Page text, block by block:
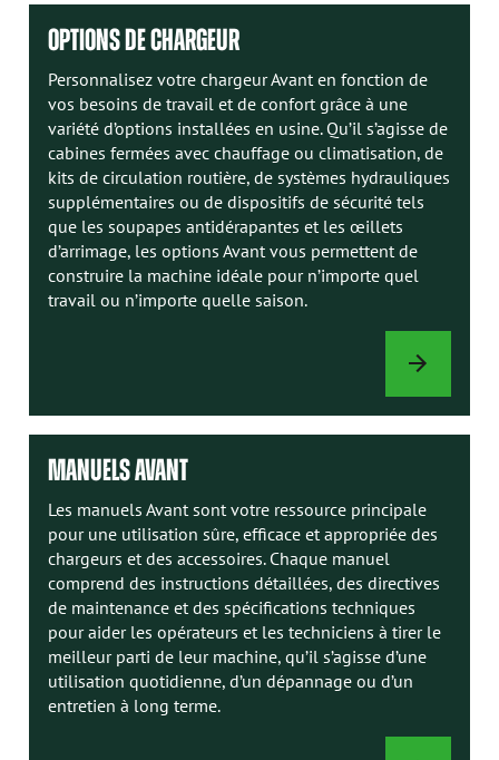
OPTIONS DE CHARGEUR
Personnalisez votre chargeur Avant en fonction de
vos besoins de travail et de confort grâce à une
variété d’options installées en usine. Qu’il s’agisse de
cabines fermées avec chauffage ou climatisation, de
kits de circulation routière, de systèmes hydrauliques
supplémentaires ou de dispositifs de sécurité tels
que les soupapes antidérapantes et les œillets
d’arrimage, les options Avant vous permettent de
construire la machine idéale pour n’importe quel
travail ou n’importe quelle saison.
OPTIONS
DE
CHARGEUR
MANUELS AVANT
Les manuels Avant sont votre ressource principale
pour une utilisation sûre, efficace et appropriée des
chargeurs et des accessoires. Chaque manuel
comprend des instructions détaillées, des directives
de maintenance et des spécifications techniques
pour aider les opérateurs et les techniciens à tirer le
meilleur parti de leur machine, qu’il s’agisse d’une
utilisation quotidienne, d’un dépannage ou d’un
entretien à long terme.